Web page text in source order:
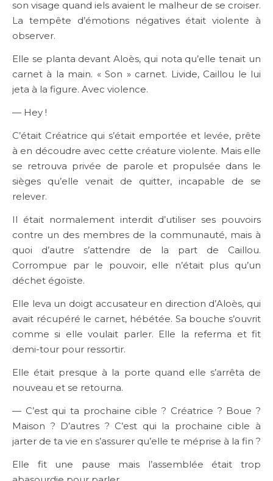
son visage quand iels avaient le malheur de se croiser.
La tempête d’émotions négatives était violente à
observer.
Elle se planta devant Aloès, qui nota qu’elle tenait un
carnet à la main. « Son » carnet. Livide, Caillou le lui
jeta à la figure. Avec violence.
— Hey !
C’était Créatrice qui s’était emportée et levée, prête
à en découdre avec cette créature violente. Mais elle
se retrouva privée de parole et propulsée dans le
sièges qu’elle venait de quitter, incapable de se
relever.
Il était normalement interdit d’utiliser ses pouvoirs
contre un des membres de la communauté, mais à
quoi d’autre s’attendre de la part de Caillou.
Corrompue par le pouvoir, elle n’était plus qu’un
déchet égoïste.
Elle leva un doigt accusateur en direction d’Aloès, qui
avait récupéré le carnet, hébétée. Sa bouche s’ouvrit
comme si elle voulait parler. Elle la referma et fit
demi-tour pour ressortir.
Elle était presque à la porte quand elle s’arrêta de
nouveau et se retourna.
— C’est qui ta prochaine cible ? Créatrice ? Boue ?
Maison ? D’autres ? C’est qui la prochaine cible à
jarter de ta vie en s’assurer qu’elle te méprise à la fin ?
Elle fit une pause mais l’assemblée était trop